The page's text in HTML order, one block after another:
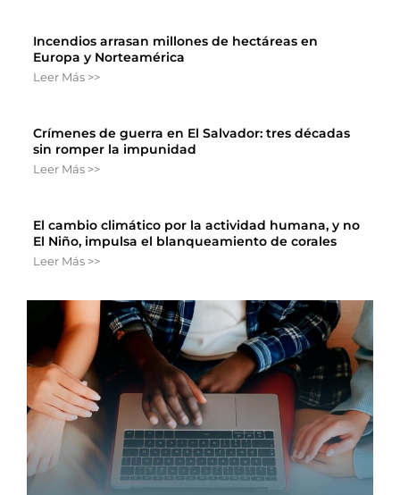
Incendios arrasan millones de hectáreas en
Europa y Norteamérica
Leer Más >>
Crímenes de guerra en El Salvador: tres décadas
sin romper la impunidad
Leer Más >>
El cambio climático por la actividad humana, y no
El Niño, impulsa el blanqueamiento de corales
Leer Más >>